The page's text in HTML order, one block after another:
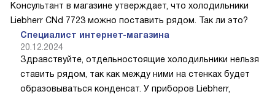
Консультант в магазине утверждает, что холодильники
Liebherr CNd 7723 можно поставить рядом. Так ли это?
Специалист интернет-магазина
20.12.2024
Здравствуйте, отдельностоящие холодильники нельзя
ставить рядом, так как между ними на стенках будет
образовываться конденсат. У приборов Liebherr,